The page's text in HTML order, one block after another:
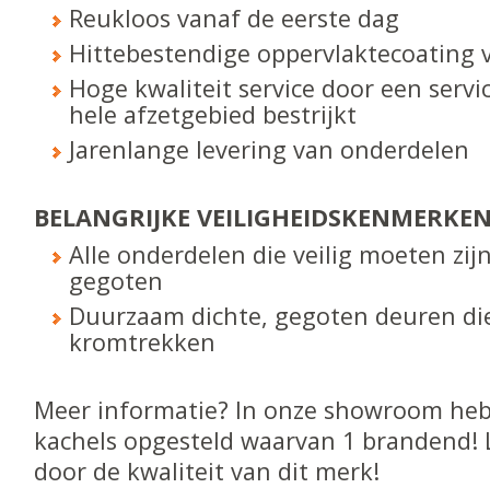
Reukloos vanaf de eerste dag
Hittebestendige oppervlaktecoating
Hoge kwaliteit service door een
hele afzetgebied bestrijkt
Jarenlange levering van onderdelen
BELANGRIJKE
Alle onderdelen die veilig moeten
gegoten
Duurzaam dichte, gegoten deuren
kromtrekken
Meer informatie? In onze showroom
kachels opgesteld waarvan 1
door de kwaliteit van dit merk!